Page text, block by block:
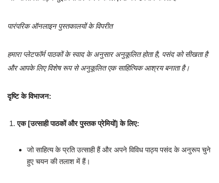
पारंपरिक ऑनलाइन पुस्तकालयों के विपरीत
हमारा प्लेटफॉर्म पाठकों के स्वाद के अनुसार अनुकूलित होता है, पसंद को सीखता है
और आपके लिए विशेष रूप से अनुकूलित एक साहित्यिक आश्रय बनाता है।
दृष्टि के विभाजन:
एक [उत्साही पाठकों और पुस्तक प्रेमियों] के लिए:
जो साहित्य के प्रति उत्साही हैं और अपने विविध पाठ्य पसंद के अनुरूप चुने
हुए चयन की तलाश में हैं।